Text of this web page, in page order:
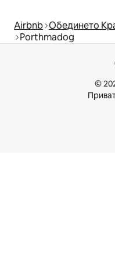
Airbnb Обединето
Porthmadog
©